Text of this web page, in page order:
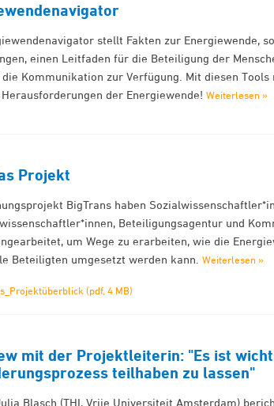
stellt Fakten zur Energiewende,
einen Leitfaden für die Beteiligung der
Kommunikation zur Verfügung. Mit diesen Tools
der Energiewende!Weiterlesen »
Projekt
BigTrans haben
Beteiligungsagentur und
um Wege zu erarbeiten, wie die
Beteiligten umgesetzt werden kann.Weiterlesen »
(pdf, 4 MB)
mit der Projektleiterin: "Es ist
teilhaben zu lassen"
Blasch (THI, Vrije Universiteit Amsterdam)